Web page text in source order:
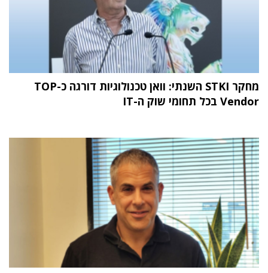
מחקר STKI השנתי: וואן טכנולוגיות דורגה כ-TOP
Vendor בכל תחומי שוק ה-IT